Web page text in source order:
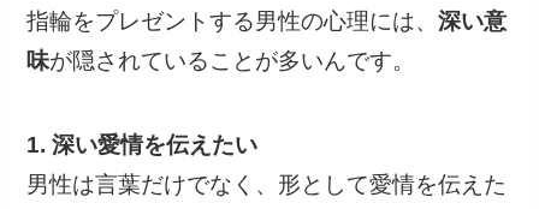
指輪をプレゼントする男性の心理には、深い意
味が隠されていることが多いんです。
1. 深い愛情を伝えたい
男性は言葉だけでなく、形として愛情を伝えた